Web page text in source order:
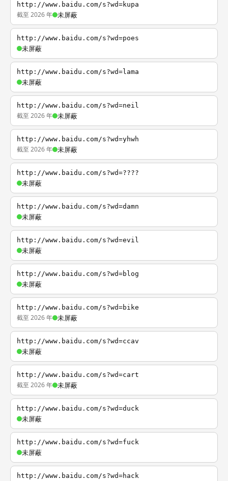
http://www.baidu.com/s?wd=kupa
截至 2026 年 未屏蔽
http://www.baidu.com/s?wd=poes
未屏蔽
http://www.baidu.com/s?wd=lama
未屏蔽
http://www.baidu.com/s?wd=neil
截至 2026 年 未屏蔽
http://www.baidu.com/s?wd=yhwh
截至 2026 年 未屏蔽
http://www.baidu.com/s?wd=????
未屏蔽
http://www.baidu.com/s?wd=damn
未屏蔽
http://www.baidu.com/s?wd=evil
未屏蔽
http://www.baidu.com/s?wd=blog
未屏蔽
http://www.baidu.com/s?wd=bike
截至 2026 年 未屏蔽
http://www.baidu.com/s?wd=ccav
未屏蔽
http://www.baidu.com/s?wd=cart
截至 2026 年 未屏蔽
http://www.baidu.com/s?wd=duck
未屏蔽
http://www.baidu.com/s?wd=fuck
未屏蔽
http://www.baidu.com/s?wd=hack